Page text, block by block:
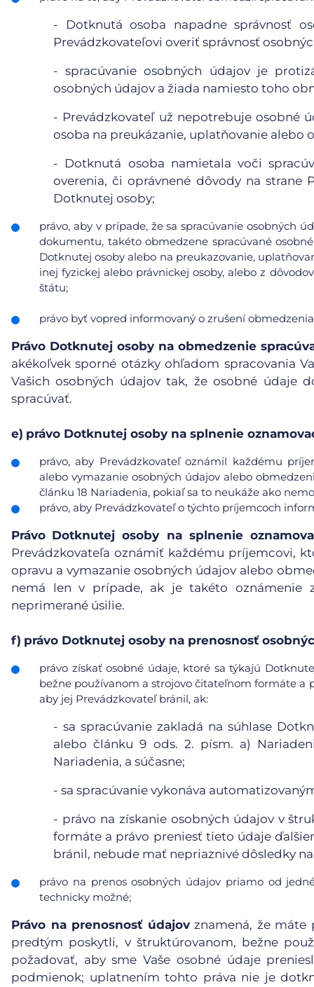
- Dotknutá osoba napadne správnosť
Prevádzkovateľovi overiť správnosť
- spracúvanie osobných údajov je
osobných údajov a žiada namiesto toho
- Prevádzkovateľ už nepotrebuje osobné
osoba na preukázanie, uplatňovanie alebo
- Dotknutá osoba namietala voči
overenia, či oprávnené dôvody na strane
Dotknutej osoby;
právo, aby v prípade, že sa spracúvanie osobných
dokumentu, takéto obmedzene spracúvané
Dotknutej osoby alebo na preukazovanie,
inej fyzickej alebo právnickej osoby, alebo z
štátu;
právo byť vopred informovaný o zrušení
Právo Dotknutej osoby na obmedzenie
akékoľvek sporné otázky ohľadom spracovania
Vašich osobných údajov tak, že osobné
spracúvať.
e) právo Dotknutej osoby na splnenie
právo, aby Prevádzkovateľ oznámil každému
alebo vymazanie osobných údajov alebo
článku 18 Nariadenia, pokiaľ sa to neukáže ako
právo, aby Prevádzkovateľ o týchto príjemcoch
Právo Dotknutej osoby na splnenie
Prevádzkovateľa oznámiť každému príjemcovi,
opravu a vymazanie osobných údajov alebo
nemá len v prípade, ak je takéto oznámenie
neprimerané úsilie.
f) právo Dotknutej osoby na prenosnosť
právo získať osobné údaje, ktoré sa týkajú
bežne používanom a strojovo čitateľnom formáte a
aby jej Prevádzkovateľ bránil, ak:
-sa spracúvanie zakladá na súhlase
alebo článku 9 ods. 2. písm. a)
Nariadenia, a súčasne;
- sa spracúvanie vykonáva
- právo na získanie osobných údajov v
formáte a právo preniesť tieto údaje
bránil, nebude mať nepriaznivé dôsledky
právo na prenos osobných údajov priamo od
technicky možné;
Právo na prenosnosť údajovznamená, že máte
predtým poskytli, v štruktúrovanom, bežne
požadovať, aby sme Vaše osobné údaje
podmienok; uplatnením tohto práva nie je